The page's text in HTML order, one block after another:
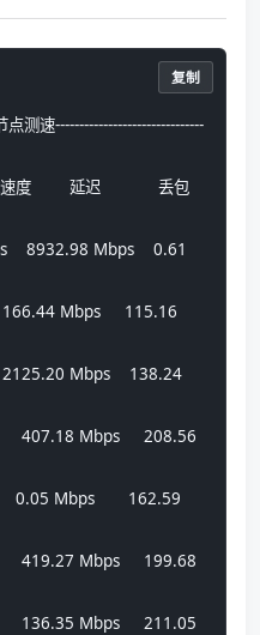
点测速-------------------------------
度        延迟            丢包
8932.98 Mbps    0.61
Mbps     115.16
Mbps    138.24
407.18 Mbps     208.56
0.05 Mbps       162.59
419.27 Mbps     199.68
136.35 Mbps     211.05
复制